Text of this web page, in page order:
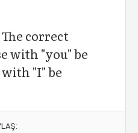
The correct
with "you" be
with "I" be